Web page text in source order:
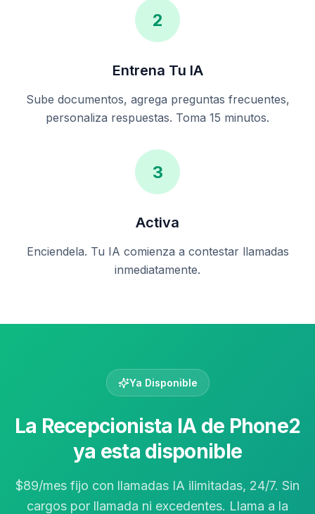
2
Entrena Tu IA
Sube documentos, agrega preguntas frecuentes,
personaliza respuestas. Toma 15 minutos.
3
Activa
Enciendela. Tu IA comienza a contestar llamadas
inmediatamente.
Ya Disponible
La Recepcionista IA de Phone2
ya esta disponible
$89/mes fijo con llamadas IA ilimitadas, 24/7. Sin
cargos por llamada ni excedentes. Llama a la